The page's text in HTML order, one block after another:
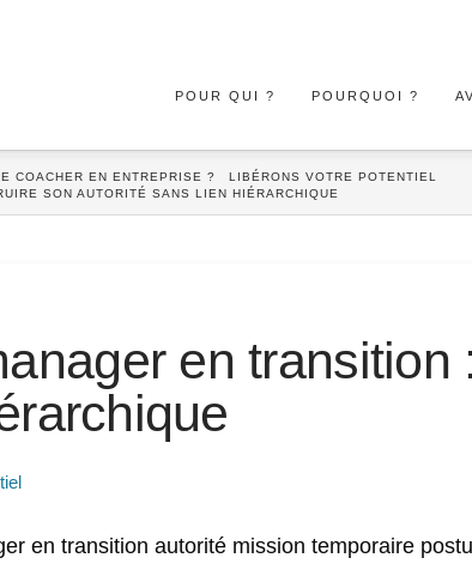
POUR QUI ?
POUR
DIRIGEANTS,
MANAGERS
ET
ORGANISATIONS
POURQUOI ?
COACHER EN ENTREPRISE ?
LIBÉRONS VOTRE POTENTIEL
SON AUTORITÉ SANS LIEN HIÉRARCHIQUE
en
en transition autorité mission temporaire